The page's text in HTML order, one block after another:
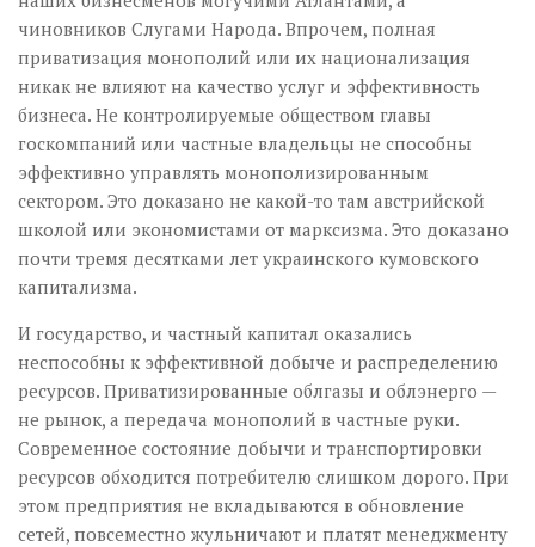
чиновников Слугами Народа. Впрочем, полная
приватизация монополий или их национализация
никак не влияют на качество услуг и эффективность
бизнеса. Не контролируемые обществом главы
госкомпаний или частные владельцы не способны
эффективно управлять монополизированным
сектором. Это доказано не какой-то там австрийской
школой или экономистами от марксизма. Это доказано
почти тремя десятками лет украинского кумовского
капитализма.
И государство, и частный капитал оказались
неспособны к эффективной добыче и распределению
ресурсов. Приватизированные облгазы и облэнерго —
не рынок, а передача монополий в частные руки.
Современное состояние добычи и транспортировки
ресурсов обходится потребителю слишком дорого. При
этом предприятия не вкладываются в обновление
сетей, повсеместно жульничают и платят менеджменту